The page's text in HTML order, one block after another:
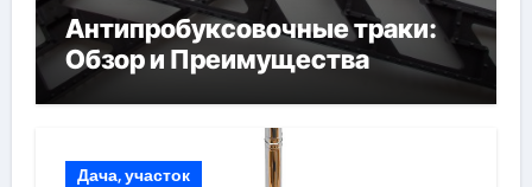
Антипробуксовочные траки:
Обзор и Преимущества
Дача, участок